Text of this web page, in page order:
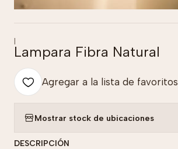
|
Lampara Fibra Natural
Agregar a la lista de favoritos
Mostrar stock de ubicaciones
DESCRIPCIÓN